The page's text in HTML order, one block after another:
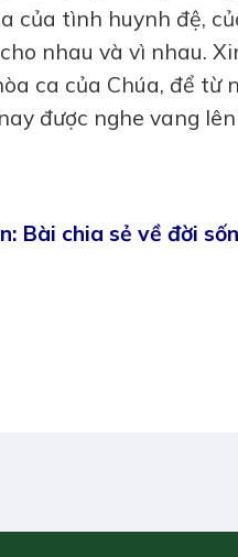
của tình huynh đệ,
nhau và vì nhau.
ca của Chúa, để từ
được nghe vang
Bài chia sẻ về đời